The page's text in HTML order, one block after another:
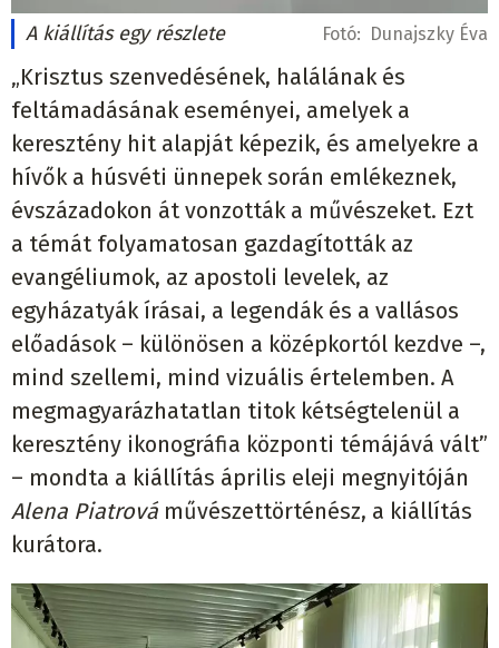
A kiállítás egy részlete Fotó: Dunajszky Éva
„Krisztus szenvedésének, halálának és
feltámadásának eseményei, amelyek a
keresztény hit alapját képezik, és amelyekre a
hívők a húsvéti ünnepek során emlékeznek,
évszázadokon át vonzották a művészeket. Ezt
a témát folyamatosan gazdagították az
evangéliumok, az apostoli levelek, az
egyházatyák írásai, a legendák és a vallásos
előadások – különösen a középkortól kezdve –,
mind szellemi, mind vizuális értelemben. A
megmagyarázhatatlan titok kétségtelenül a
keresztény ikonográfia központi témájává vált”
– mondta a kiállítás április eleji megnyitóján
Alena Piatrová művészettörténész, a kiállítás
kurátora.